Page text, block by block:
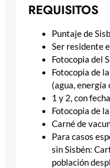
REQUISITOS
Puntaje de
Ser residente
Fotocopia del
Fotocopia de
(agua, energía
1 y 2, con
Fotocopia de
Carné de
Para casos
sin Sisbén:
población